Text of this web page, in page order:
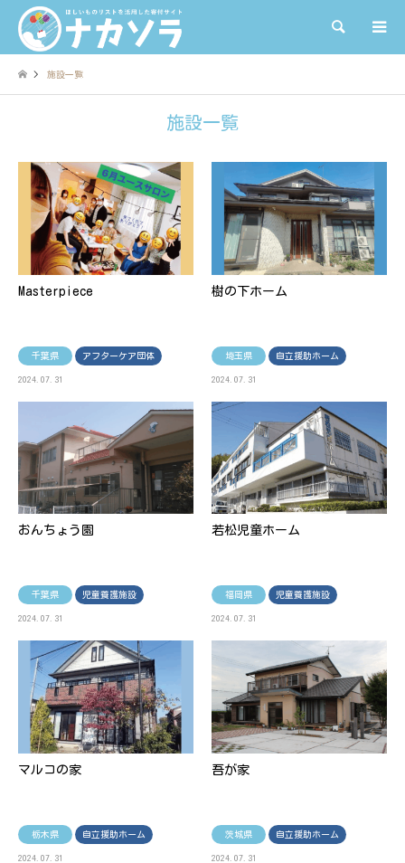
検索
施設一覧
施設一覧
Masterpiece
千葉県 アフターケア団体
2024.07.31
樹の下ホーム
埼玉県 自立援助ホーム
2024.07.31
おんちょう園
千葉県 児童養護施設
2024.07.31
若松児童ホーム
福岡県 児童養護施設
2024.07.31
マルコの家
栃木県 自立援助ホーム
2024.07.31
吾が家
茨城県 自立援助ホーム
2024.07.31